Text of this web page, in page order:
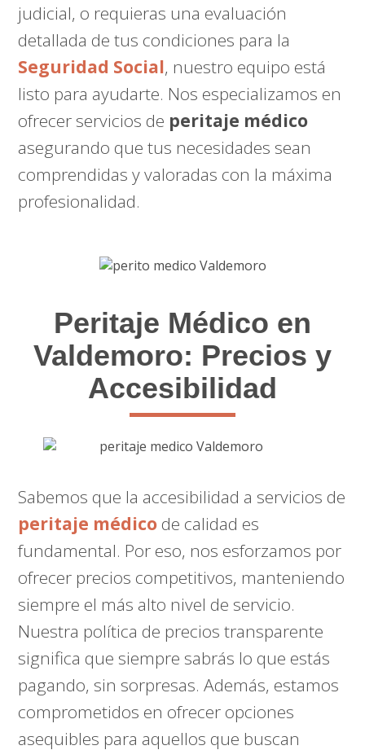
judicial, o requieras una evaluación
detallada de tus condiciones para la
Seguridad Social, nuestro equipo está
listo para ayudarte. Nos especializamos en
ofrecer servicios de peritaje médico
asegurando que tus necesidades sean
comprendidas y valoradas con la máxima
profesionalidad.
Peritaje Médico en
Valdemoro: Precios y
Accesibilidad
Sabemos que la accesibilidad a servicios de
peritaje médico de calidad es
fundamental. Por eso, nos esforzamos por
ofrecer precios competitivos, manteniendo
siempre el más alto nivel de servicio.
Nuestra política de precios transparente
significa que siempre sabrás lo que estás
pagando, sin sorpresas. Además, estamos
comprometidos en ofrecer opciones
asequibles para aquellos que buscan